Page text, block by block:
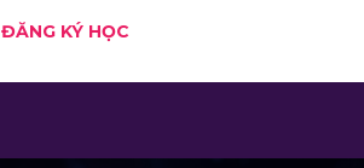
ĐĂNG KÝ HỌC